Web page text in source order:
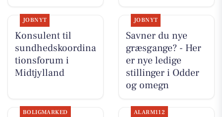
JOBNYT
Konsulent til
sundhedskoordina
tionsforum i
Midtjylland
JOBNYT
Savner du nye
græsgange? - Her
er nye ledige
stillinger i Odder
og omegn
BOLIGMARKED ALARM112